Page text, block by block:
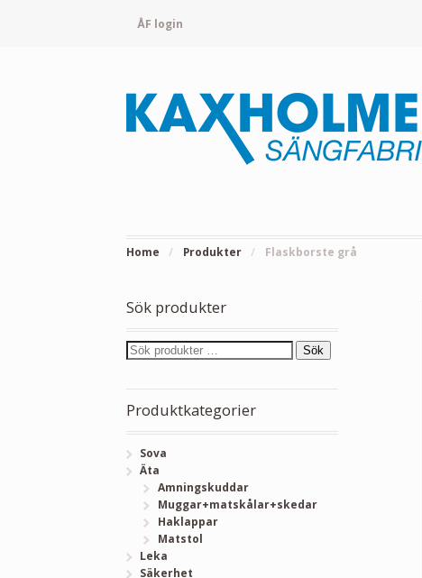
ÅF login
Home / Produkter / Flaskborste grå
Sök produkter
Sök
Produktkategorier
Sova
Äta
Amningskuddar
Muggar+matskålar+skedar
Haklappar
Matstol
Leka
Säkerhet